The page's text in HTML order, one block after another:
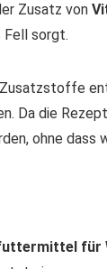
Zusatz von
Fell sorgt.
Da die
ohne dass
für